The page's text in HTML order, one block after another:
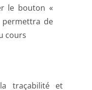
le bouton «
permettra de
cours
traçabilité et